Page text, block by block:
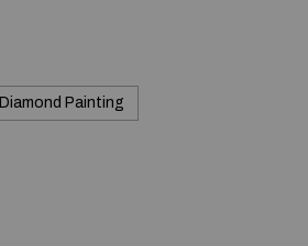
Diamond Painting